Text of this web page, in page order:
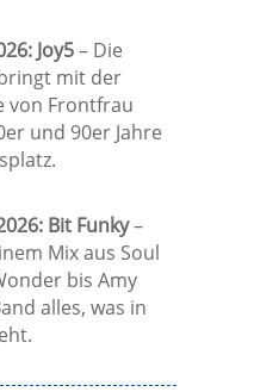
Joy5– Die
mit der
von Frontfrau
und 90er Jahre
Bit Funky–
Mix aus Soul
bis Amy
alles, was in